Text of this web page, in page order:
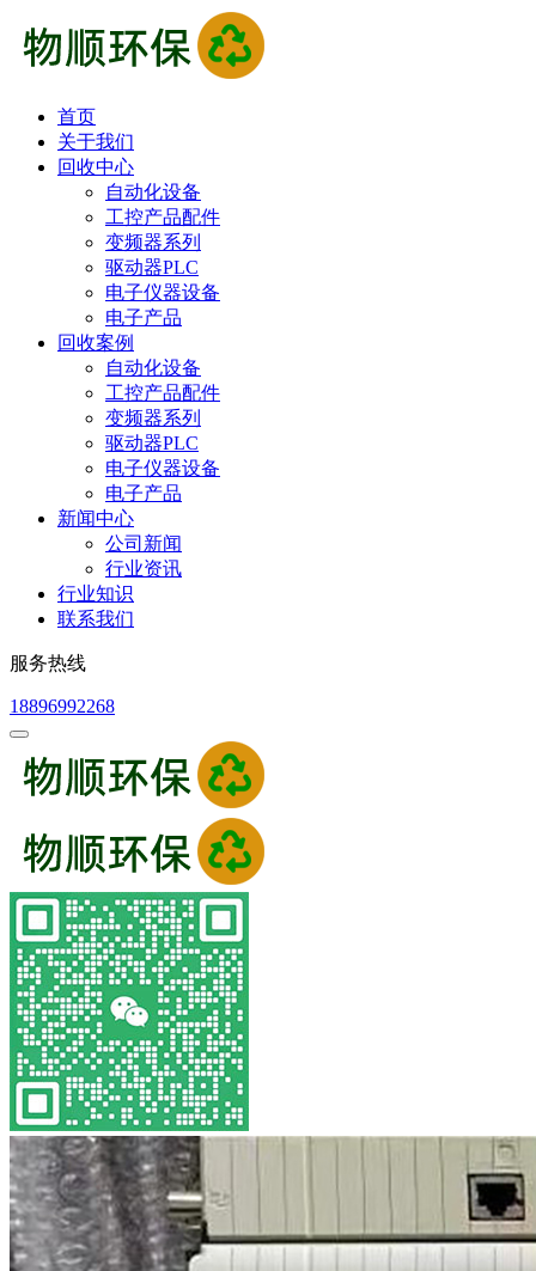
首页
关于我们
回收中心
自动化设备
工控产品配件
变频器系列
驱动器PLC
电子仪器设备
电子产品
回收案例
自动化设备
工控产品配件
变频器系列
驱动器PLC
电子仪器设备
电子产品
新闻中心
公司新闻
行业资讯
行业知识
联系我们
服务热线
18896992268